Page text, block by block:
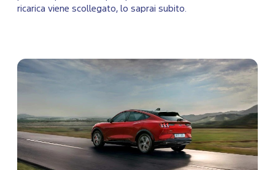
ricarica viene scollegato, lo saprai subito.